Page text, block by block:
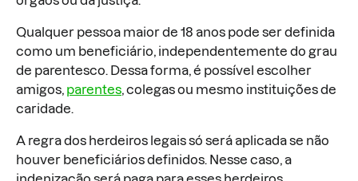
Qualquer pessoa maior de 18 anos pode ser definida
como um beneficiário, independentemente do grau
de parentesco. Dessa forma, é possível escolher
amigos, parentes, colegas ou mesmo instituições de
caridade.
A regra dos herdeiros legais só será aplicada se não
houver beneficiários definidos. Nesse caso, a